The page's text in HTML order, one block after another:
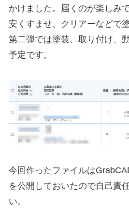
かけました。届くのが楽しみ
安くすませ、クリアーなどで
第二弾では塗装、取り付け、
予定です。
今回作ったファイルは
を公開しておいたので自己責
い。